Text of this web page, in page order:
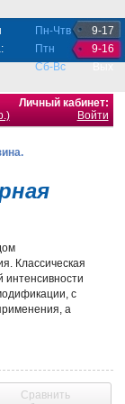
Пн-Чтв
Птн
Сб-Вс
9-17
9-16
Личный кабинет:
Войти
Классическая
интенсивности
с
а
типам
имеет
Сравнить